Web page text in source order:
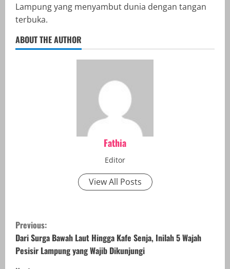
Lampung yang menyambut dunia dengan tangan
terbuka.
ABOUT THE AUTHOR
Fathia
Editor
View All Posts
C
o
n
Previous:
Dari Surga Bawah Laut Hingga Kafe Senja, Inilah 5 Wajah
Pesisir Lampung yang Wajib Dikunjungi